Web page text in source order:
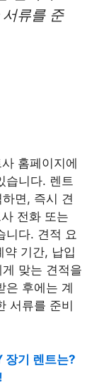
류를 준
홈페이지에
습니다. 렌트
면, 즉시 견
전화 또는
니다. 견적 요
약 기간, 납입
맞는 견적을
은 후에는 계
서류를 준비
장기 렌트는?